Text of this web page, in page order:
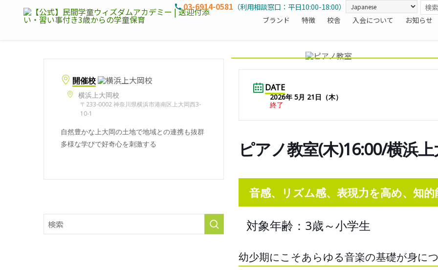
ブランド 特徴 校舎 入会について お知らせ
03-6914-0581 （利用相談窓口：平日10:00-18:00）
開催校
横浜上大岡校
〒233-0002 神奈川県横浜市港南区上大岡西3-
10-1
自然豊かな上大岡の土地で地域との連携も抜群
多様な学びで好奇心を刺激する
DATE
2026年 5月 21日（木）
終了
ピアノ教室(木)16:00/横浜
音感、リズム感、表現力を高め、知
対象年齢：3歳～小学生
幼少期にこそあらゆる音楽の基礎が身につ